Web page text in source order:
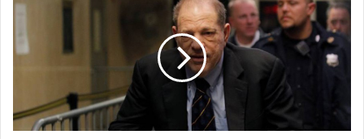
تدين
المنتج
السينمائي
هارفي
جرائم
جنسية